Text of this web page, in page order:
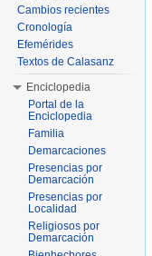
Cambios recientes
Cronología
Efemérides
Textos de Calasanz
Enciclopedia
Portal de la
Enciclopedia
Familia
Demarcaciones
Presencias por
Demarcación
Presencias por
Localidad
Religiosos por
Demarcación